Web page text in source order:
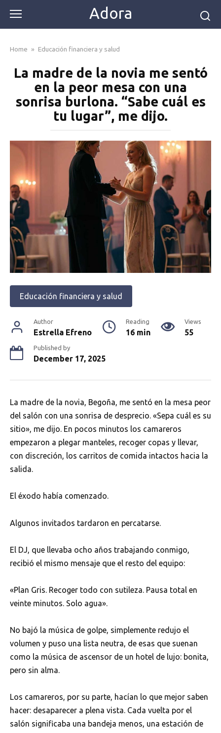
content
Adora
Home » Educación financiera y salud
La madre de la novia me sentó
en la peor mesa con una
sonrisa burlona. “Sabe cuál es
tu lugar”, me dijo.
Educación financiera y salud
Author
Estrella Efreno
Reading
16 min
Views
55
Published by
December 17, 2025
La madre de la novia, Begoña, me sentó en la mesa peor
del salón con una sonrisa de desprecio. «Sepa cuál es su
sitio», me dijo. En pocos minutos los camareros
empezaron a plegar manteles, recoger copas y llevar,
con discreción, los carritos de comida intactos hacia la
salida.
El éxodo había comenzado.
Algunos invitados tardaron en percatarse.
El DJ, que llevaba ocho años trabajando conmigo,
recibió el mismo mensaje que el resto del equipo:
«Plan Gris. Recoger todo con sutileza. Pausa total en
veinte minutos. Solo agua».
No bajó la música de golpe, simplemente redujo el
volumen y puso una lista neutra, de esas que suenan
como la música de ascensor de un hotel de lujo: bonita,
pero sin alma.
Los camareros, por su parte, hacían lo que mejor saben
hacer: desaparecer a plena vista. Cada vuelta por el
salón significaba una bandeja menos, una estación de